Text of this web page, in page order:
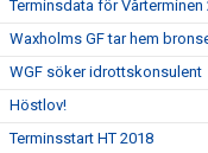
Terminsdata för Vårterminen
Waxholms GF tar hem
WGF söker idrottskonsulent
Höstlov!
Terminsstart HT 2018